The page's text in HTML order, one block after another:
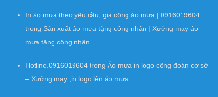
In áo mưa theo yêu cầu, gia công áo mưa | 0916019604
trong Sản xuất áo mưa tặng công nhân | Xưởng may áo
mưa tặng công nhân
Hotline.0916019604 trong Áo mưa in logo công đoàn cơ sở
– Xưởng may ,in logo lên áo mưa